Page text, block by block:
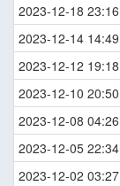
2023-12-18 23:16
2023-12-14 14:49
2023-12-12 19:18
2023-12-10 20:50
2023-12-08 04:26
2023-12-05 22:34
2023-12-02 03:27